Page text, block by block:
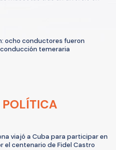
ocho conductores fueron
temeraria
POLÍTICA
viajó a Cuba para participar en
el centenario de Fidel Castro